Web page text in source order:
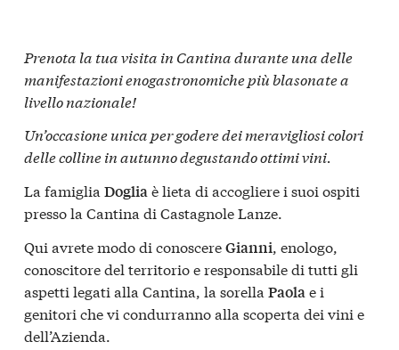
Prenota la tua visita in Cantina durante una delle
manifestazioni enogastronomiche più blasonate a
livello nazionale!
Un’occasione unica per godere dei meravigliosi colori
delle colline in autunno degustando ottimi vini.
La famiglia Dogliaè lieta di accogliere i suoi ospiti
presso la Cantina di Castagnole Lanze.
Qui avrete modo di conoscereGianni, enologo,
conoscitore del territorio e responsabile di tutti gli
aspetti legati alla Cantina, la sorella Paolae i
genitori che vi condurranno alla scoperta dei vini e
dell’Azienda.